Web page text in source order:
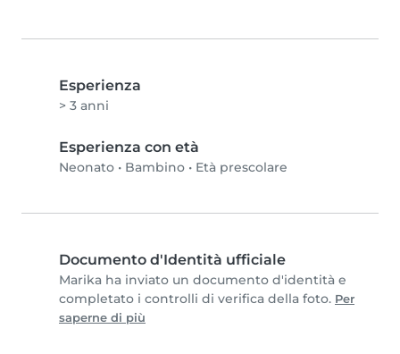
Esperienza
> 3 anni
Esperienza con età
Neonato • Bambino • Età prescolare
Documento d'Identità ufficiale
Marika ha inviato un documento d'identità e
completato i controlli di verifica della foto. Per
saperne di più